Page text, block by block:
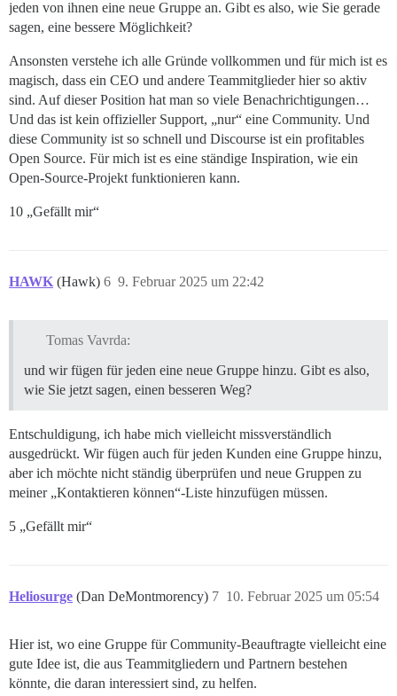
jeden von ihnen eine neue Gruppe an. Gibt es also, wie Sie gerade
sagen, eine bessere Möglichkeit?
Ansonsten verstehe ich alle Gründe vollkommen und für mich ist es
magisch, dass ein CEO und andere Teammitglieder hier so aktiv
sind. Auf dieser Position hat man so viele Benachrichtigungen…
Und das ist kein offizieller Support, „nur“ eine Community. Und
diese Community ist so schnell und Discourse ist ein profitables
Open Source. Für mich ist es eine ständige Inspiration, wie ein
Open-Source-Projekt funktionieren kann.
10 „Gefällt mir“
HAWK (Hawk) 9. Februar 2025 um 22:42
6
Tomas Vavrda:
und wir fügen für jeden eine neue Gruppe hinzu. Gibt es also,
wie Sie jetzt sagen, einen besseren Weg?
Entschuldigung, ich habe mich vielleicht missverständlich
ausgedrückt. Wir fügen auch für jeden Kunden eine Gruppe hinzu,
aber ich möchte nicht ständig überprüfen und neue Gruppen zu
meiner „Kontaktieren können“-Liste hinzufügen müssen.
5 „Gefällt mir“
Heliosurge (Dan DeMontmorency) 10. Februar 2025 um 05:54
7
Hier ist, wo eine Gruppe für Community-Beauftragte vielleicht eine
gute Idee ist, die aus Teammitgliedern und Partnern bestehen
könnte, die daran interessiert sind, zu helfen.